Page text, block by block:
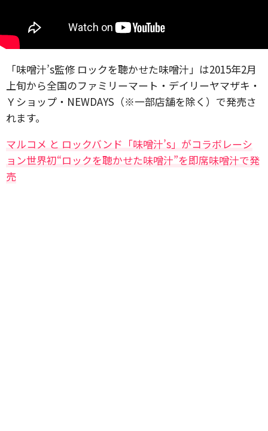
「味噌汁’s監修 ロックを聴かせた味噌汁」は2015年2月
上旬から全国のファミリーマート・デイリーヤマザキ・
Ｙショップ・NEWDAYS（※一部店舗を除く）で発売さ
れます。
マルコメ と ロックバンド「味噌汁’s」がコラボレーシ
ョン世界初“ロックを聴かせた味噌汁”を即席味噌汁で発
売